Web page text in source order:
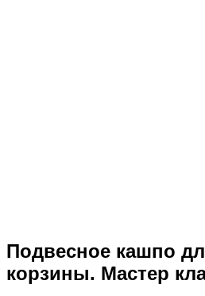
Подвесное кашпо
корзины. Мастер